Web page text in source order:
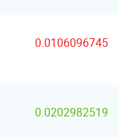
0.0106096745
0.0202982519